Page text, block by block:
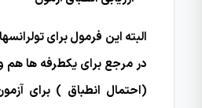
البته این فرمول برای